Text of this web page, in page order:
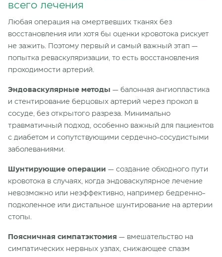
всего лечения
Любая операция на омертвевших тканях без
восстановления или хотя бы оценки кровотока рискует
не зажить. Поэтому первый и самый важный этап —
попытка реваскуляризации, то есть восстановления
проходимости артерий.
Эндоваскулярные методы — балонная ангиопластика
и стентирование берцовых артерий через прокол в
сосуде, без открытого разреза. Минимально
травматичный подход, особенно важный для пациентов
с диабетом и сопутствующими сердечно-сосудистыми
заболеваниями.
Шунтирующие операции — создание обходного пути
кровотока в случаях, когда эндоваскулярное лечение
невозможно или неэффективно, например бедренно-
подколенное или дистальное шунтирование на артерии
стопы.
Поясничная симпатэктомия — вмешательство на
симпатических нервных узлах, снижающее спазм